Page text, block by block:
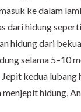
ke dalam
dari hidung
hidung dari
selama 5–10
kedua
menjepit hidung,